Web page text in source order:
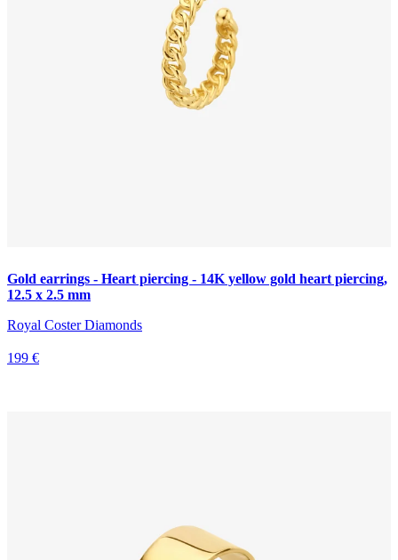
Gold earrings - Heart piercing - 14K yellow gold heart piercing,
12.5 x 2.5 mm
Royal Coster Diamonds
199 €